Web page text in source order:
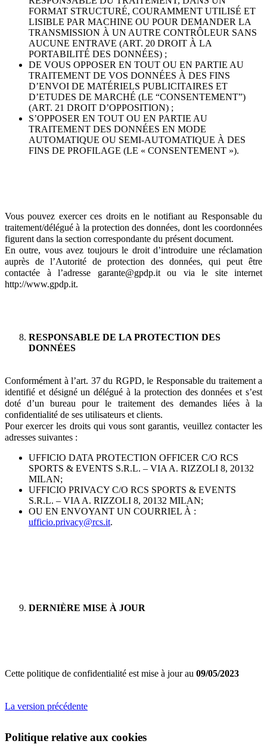
FORMAT STRUCTURÉ, COURAMMENT UTILISÉ ET
LISIBLE PAR MACHINE OU POUR DEMANDER LA
TRANSMISSION À UN AUTRE CONTRÔLEUR SANS
AUCUNE ENTRAVE (ART. 20 DROIT À LA
PORTABILITÉ DES DONNÉES) ;
DE VOUS OPPOSER EN TOUT OU EN PARTIE AU
TRAITEMENT DE VOS DONNÉES À DES FINS
D’ENVOI DE MATÉRIELS PUBLICITAIRES ET
D’ETUDES DE MARCHÉ (LE “CONSENTEMENT”)
(ART. 21 DROIT D’OPPOSITION) ;
S’OPPOSER EN TOUT OU EN PARTIE AU
TRAITEMENT DES DONNÉES EN MODE
AUTOMATIQUE OU SEMI-AUTOMATIQUE À DES
FINS DE PROFILAGE (LE « CONSENTEMENT »).
Vous pouvez exercer ces droits en le notifiant au Responsable du
traitement/délégué à la protection des données, dont les coordonnées
figurent dans la section correspondante du présent document.
En outre, vous avez toujours le droit d’introduire une réclamation
auprès de l’Autorité de protection des données, qui peut être
contactée à l’adresse garante@gpdp.it ou via le site internet
http://www.gpdp.it.
RESPONSABLE DE LA PROTECTION DES
DONNÉES
Conformément à l’art. 37 du RGPD, le Responsable du traitement a
identifié et désigné un délégué à la protection des données et s’est
doté d’un bureau pour le traitement des demandes liées à la
confidentialité de ses utilisateurs et clients.
Pour exercer les droits qui vous sont garantis, veuillez contacter les
adresses suivantes :
UFFICIO DATA PROTECTION OFFICER C/O RCS
SPORTS & EVENTS S.R.L. – VIA A. RIZZOLI 8, 20132
MILAN;
UFFICIO PRIVACY C/O RCS SPORTS & EVENTS
S.R.L. – VIA A. RIZZOLI 8, 20132 MILAN;
OU EN ENVOYANT UN COURRIEL À :
ufficio.privacy@rcs.it.
DERNIÈRE MISE À JOUR
Cette politique de confidentialité est mise à jour au 09/05/2023
La version précédente
Politique relative aux cookies